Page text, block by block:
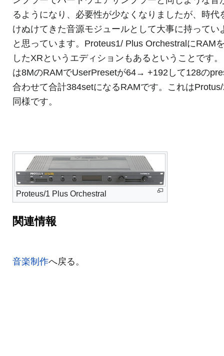
るようになり、必要性が少なくなりましたが、時代
けぬけてきた音源モジュールとして大事に持ってい
と思っています。Proteus1/ Plus OrchestralにRAM
したXRというエディションもあるということです
は8MのRAMでUserPresetが64→ +192して128の
合わせて合計384setになるRAMです。これは
同様です。
Proteus/1 Plus Orchestral
関連情報
音楽制作へ戻る。